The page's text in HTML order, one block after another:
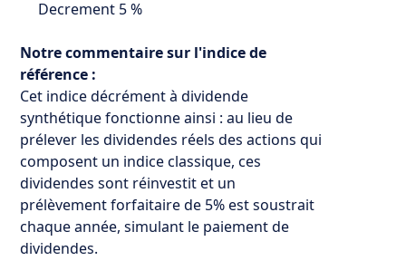
Decrement 5 %
Notre commentaire sur l'indice de
référence :
Cet indice décrément à dividende
synthétique fonctionne ainsi : au lieu de
prélever les dividendes réels des actions qui
composent un indice classique, ces
dividendes sont réinvestit et un
prélèvement forfaitaire de 5% est soustrait
chaque année, simulant le paiement de
dividendes.